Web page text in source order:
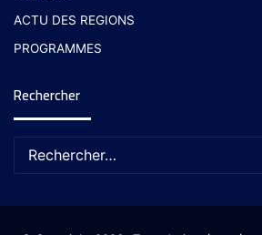
ACTU DES REGIONS
PROGRAMMES
Rechercher